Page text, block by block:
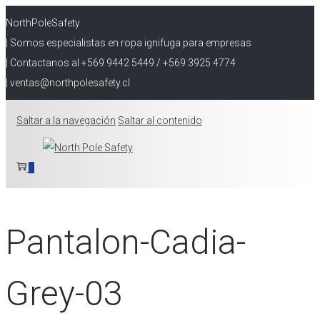
NorthPoleSafety
| Somos especialistas en ropa ignifuga para empresas
| Contactanos al +569 9442 5449 / +569 3925 4774
| ventas@northpolesafety.cl
Saltar a la navegación Saltar al contenido
0
Pantalon-Cadia-
Grey-03